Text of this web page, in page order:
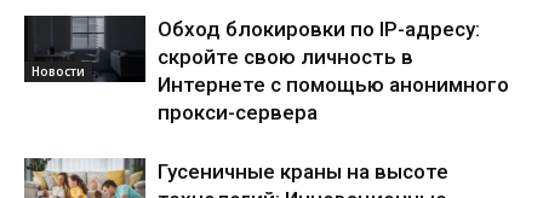
Новости
Обход блокировки по IP-адресу:
скройте свою личность в
Интернете с помощью анонимного
прокси-сервера
Гусеничные краны на высоте